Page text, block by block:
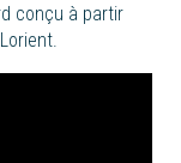
conçu à partir